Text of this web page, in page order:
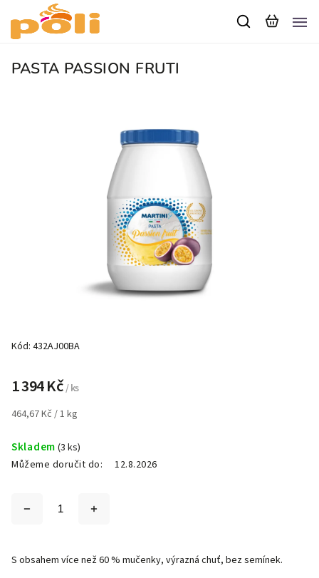
PASTA PASSION FRUTI
Kód: 432AJ00BA
1 394 Kč/ ks
464,67 Kč / 1 kg
Skladem (3 ks)
Můžeme doručit do:
12.8.2026
S obsahem více než 60 % mučenky, výrazná chuť, bez semínek.